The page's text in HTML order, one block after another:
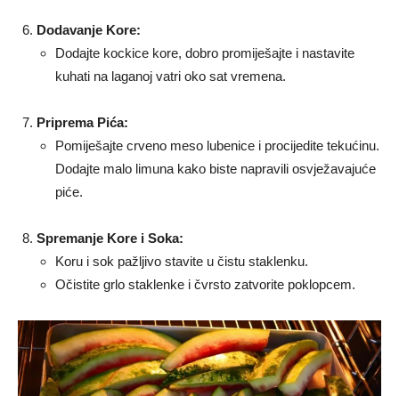
Dodavanje Kore:
Dodajte kockice kore, dobro promiješajte i nastavite
kuhati na laganoj vatri oko sat vremena.
Priprema Pića:
Pomiješajte crveno meso lubenice i procijedite tekućinu.
Dodajte malo limuna kako biste napravili osvježavajuće
piće.
Spremanje Kore i Soka:
Koru i sok pažljivo stavite u čistu staklenku.
Očistite grlo staklenke i čvrsto zatvorite poklopcem.